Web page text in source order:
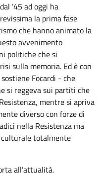
’45 ad oggi ha
la prima fase
che hanno animato la
avvenimento
politiche che si
sulla memoria. Ed è con
Focardi - che
si reggeva sui partiti che
mentre si apriva
diverso con forze di
nella Resistenza ma
culturale totalmente
all’attualità.